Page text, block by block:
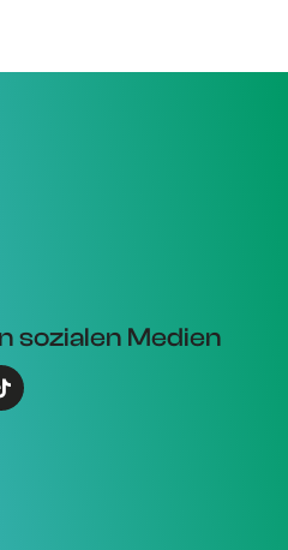
sozialen Medien
T